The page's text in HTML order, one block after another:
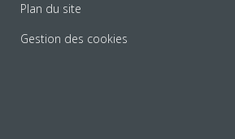
Plan du site
Gestion des cookies